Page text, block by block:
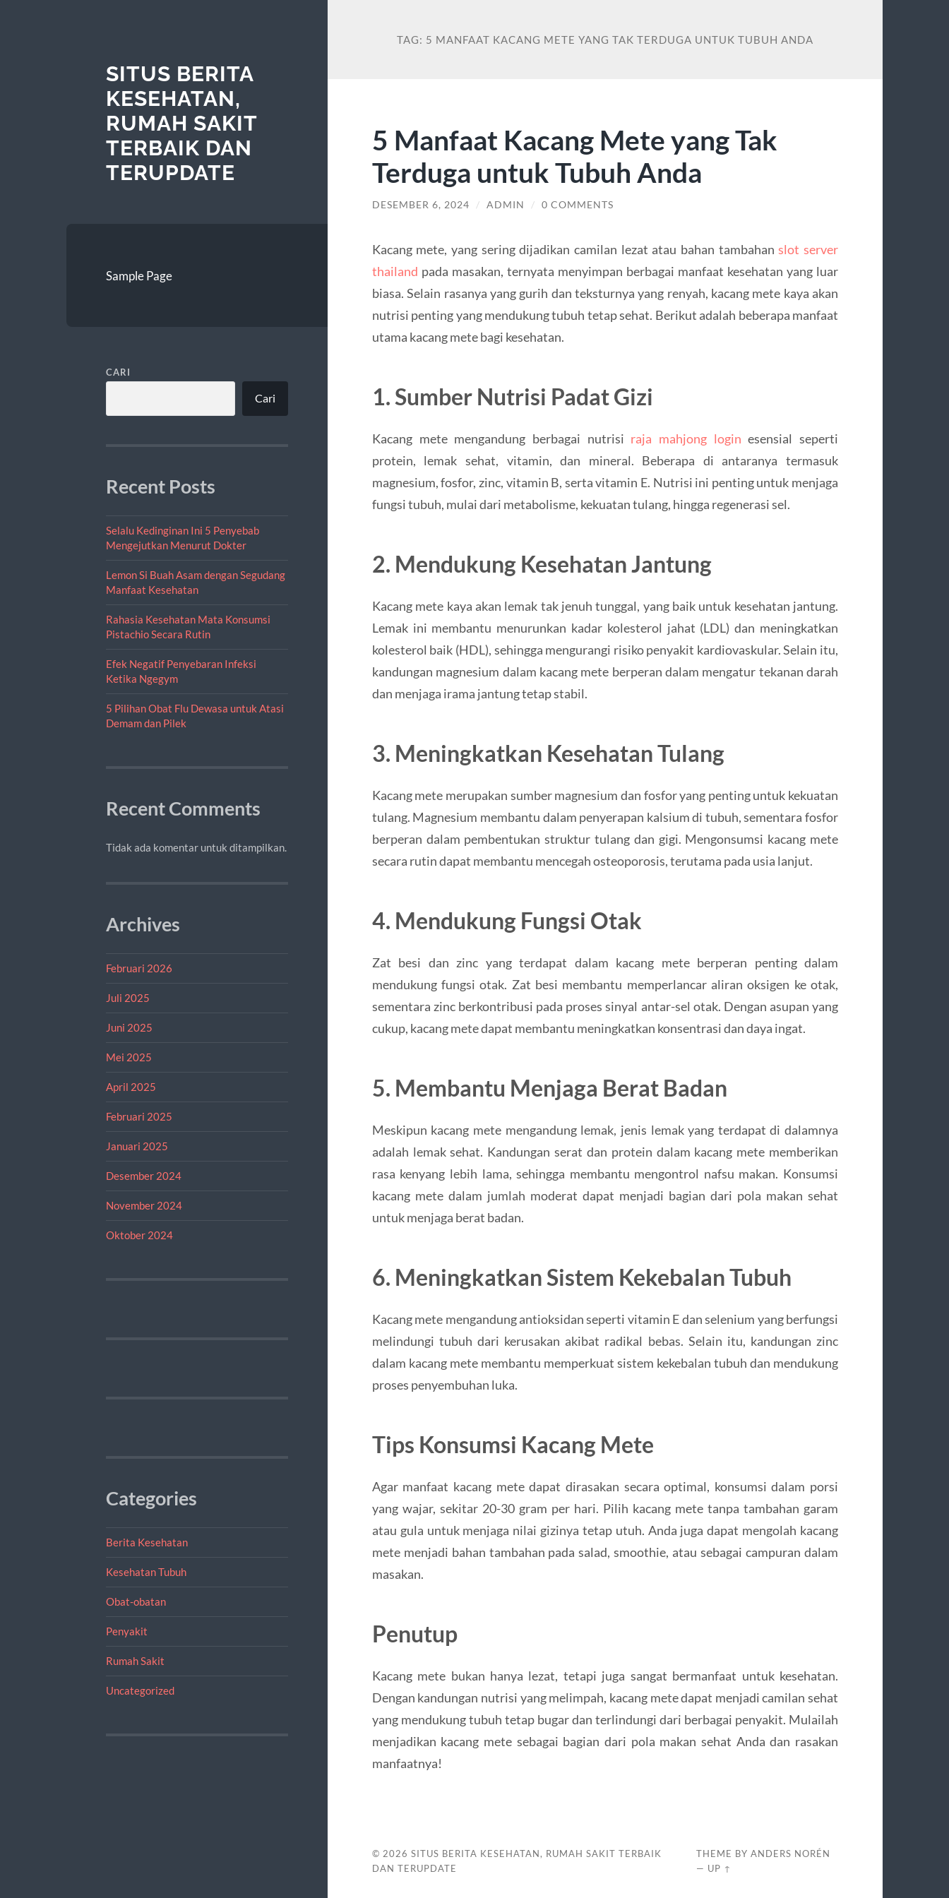
SITUS BERITA
KESEHATAN,
RUMAH SAKIT
TERBAIK DAN
TERUPDATE
Sample Page
CARI
Cari
Recent Posts
Selalu Kedinginan Ini 5 Penyebab
Mengejutkan Menurut Dokter
Lemon Si Buah Asam dengan Segudang
Manfaat Kesehatan
Rahasia Kesehatan Mata Konsumsi
Pistachio Secara Rutin
Efek Negatif Penyebaran Infeksi
Ketika Ngegym
5 Pilihan Obat Flu Dewasa untuk Atasi
Demam dan Pilek
Recent Comments
Tidak ada komentar untuk ditampilkan.
Archives
Februari 2026
Juli 2025
Juni 2025
Mei 2025
April 2025
Februari 2025
Januari 2025
Desember 2024
November 2024
Oktober 2024
Categories
Berita Kesehatan
Kesehatan Tubuh
Obat-obatan
Penyakit
Rumah Sakit
Uncategorized
TAG: 5 MANFAAT KACANG METE YANG TAK TERDUGA UNTUK TUBUH ANDA
5 Manfaat Kacang Mete yang Tak
Terduga untuk Tubuh Anda
DESEMBER 6, 2024 / ADMIN / 0 COMMENTS
Kacang mete, yang sering dijadikan camilan lezat atau bahan tambahanslot server
thailand pada masakan, ternyata menyimpan berbagai manfaat kesehatan yang luar
biasa. Selain rasanya yang gurih dan teksturnya yang renyah, kacang mete kaya akan
nutrisi penting yang mendukung tubuh tetap sehat. Berikut adalah beberapa manfaat
utama kacang mete bagi kesehatan.
1.Sumber Nutrisi Padat Gizi
Kacang mete mengandung berbagai nutrisi raja mahjong login esensial seperti
protein, lemak sehat, vitamin, dan mineral. Beberapa di antaranya termasuk
magnesium, fosfor, zinc, vitamin B, serta vitamin E. Nutrisi ini penting untuk menjaga
fungsi tubuh, mulai dari metabolisme, kekuatan tulang, hingga regenerasi sel.
2. Mendukung Kesehatan Jantung
Kacang mete kaya akan lemak tak jenuh tunggal, yang baik untuk kesehatan jantung.
Lemak ini membantu menurunkan kadar kolesterol jahat (LDL) dan meningkatkan
kolesterol baik (HDL), sehingga mengurangi risiko penyakit kardiovaskular. Selain itu,
kandungan magnesium dalam kacang mete berperan dalam mengatur tekanan darah
dan menjaga irama jantung tetap stabil.
3. Meningkatkan Kesehatan Tulang
Kacang mete merupakan sumber magnesium dan fosfor yang penting untuk kekuatan
tulang. Magnesium membantu dalam penyerapan kalsium di tubuh, sementara fosfor
berperan dalam pembentukan struktur tulang dan gigi. Mengonsumsi kacang mete
secara rutin dapat membantu mencegah osteoporosis, terutama pada usia lanjut.
4. Mendukung Fungsi Otak
Zat besi dan zinc yang terdapat dalam kacang mete berperan penting dalam
mendukung fungsi otak. Zat besi membantu memperlancar aliran oksigen ke otak,
sementara zinc berkontribusi pada proses sinyal antar-sel otak. Dengan asupan yang
cukup, kacang mete dapat membantu meningkatkan konsentrasi dan daya ingat.
5. Membantu Menjaga Berat Badan
Meskipun kacang mete mengandung lemak, jenis lemak yang terdapat di dalamnya
adalah lemak sehat. Kandungan serat dan protein dalam kacang mete memberikan
rasa kenyang lebih lama, sehingga membantu mengontrol nafsu makan. Konsumsi
kacang mete dalam jumlah moderat dapat menjadi bagian dari pola makan sehat
untuk menjaga berat badan.
6. Meningkatkan Sistem Kekebalan Tubuh
Kacang mete mengandung antioksidan seperti vitamin E dan selenium yang berfungsi
melindungi tubuh dari kerusakan akibat radikal bebas. Selain itu, kandungan zinc
dalam kacang mete membantu memperkuat sistem kekebalan tubuh dan mendukung
proses penyembuhan luka.
Tips Konsumsi Kacang Mete
Agar manfaat kacang mete dapat dirasakan secara optimal, konsumsi dalam porsi
yang wajar, sekitar 20-30 gram per hari. Pilih kacang mete tanpa tambahan garam
atau gula untuk menjaga nilai gizinya tetap utuh. Anda juga dapat mengolah kacang
mete menjadi bahan tambahan pada salad, smoothie, atau sebagai campuran dalam
masakan.
Penutup
Kacang mete bukan hanya lezat, tetapi juga sangat bermanfaat untuk kesehatan.
Dengan kandungan nutrisi yang melimpah, kacang mete dapat menjadi camilan sehat
yang mendukung tubuh tetap bugar dan terlindungi dari berbagai penyakit. Mulailah
menjadikan kacang mete sebagai bagian dari pola makan sehat Anda dan rasakan
manfaatnya!
© 2026 SITUS BERITA KESEHATAN, RUMAH SAKIT TERBAIK
DAN TERUPDATE
THEME BYANDERS NORÉN
— UP ↑